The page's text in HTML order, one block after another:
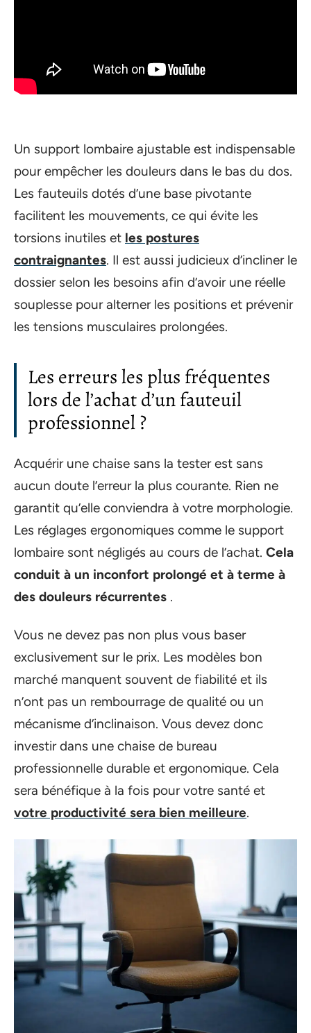
Un support lombaire ajustable est indispensable
pour empêcher les douleurs dans le bas du dos.
Les fauteuils dotés d’une base pivotante
facilitent les mouvements, ce qui évite les
torsions inutiles et les postures
contraignantes. Il est aussi judicieux d’incliner le
dossier selon les besoins afin d’avoir une réelle
souplesse pour alterner les positions et prévenir
les tensions musculaires prolongées.
Les erreurs les plus fréquentes
lors de l’achat d’un fauteuil
professionnel ?
Acquérir une chaise sans la tester est sans
aucun doute l’erreur la plus courante. Rien ne
garantit qu’elle conviendra à votre morphologie.
Les réglages ergonomiques comme le support
lombaire sont négligés au cours de l’achat. Cela
conduit à un inconfort prolongé et à terme à
des douleurs récurrentes .
Vous ne devez pas non plus vous baser
exclusivement sur le prix. Les modèles bon
marché manquent souvent de fiabilité et ils
n’ont pas un rembourrage de qualité ou un
mécanisme d’inclinaison. Vous devez donc
investir dans une chaise de bureau
professionnelle durable et ergonomique. Cela
sera bénéfique à la fois pour votre santé et
votre productivité sera bien meilleure.